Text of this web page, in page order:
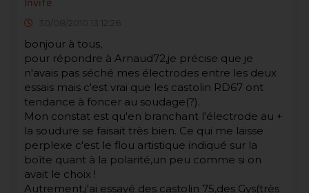
30/08/2010 13:12:26
bonjour à tous,
pour répondre à Arnaud72,je précise que je
n'avais pas séché mes électrodes entre les deux
essais mais c'est vrai que les castolin RD67 ont
tendance à foncer au soudage(?).
Mon constat est qu'en branchant l'électrode au +
la soudure se faisait très bien. Ce qui me laisse
perplexe c'est le flou artistique indiqué sur la
boîte quant à la polarité,un peu comme si on
avait le choix !
Autrement,j'ai essayé des castolin 75,des Gys(très